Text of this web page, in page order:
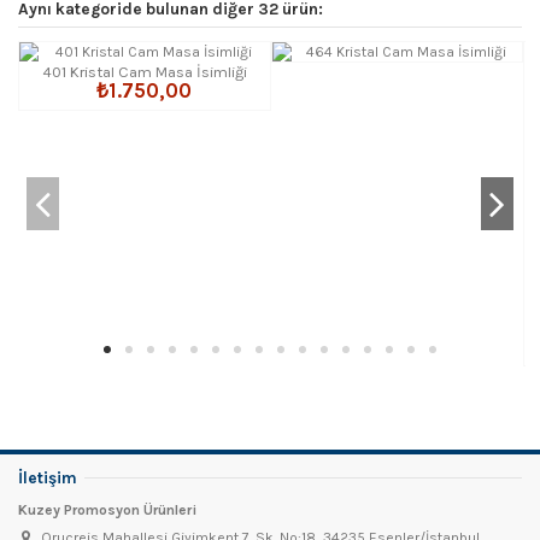
Aynı kategoride bulunan diğer 32 ürün:
401 Kristal Cam Masa İsimliği
₺1.750,00
İletişim
Kuzey Promosyon Ürünleri